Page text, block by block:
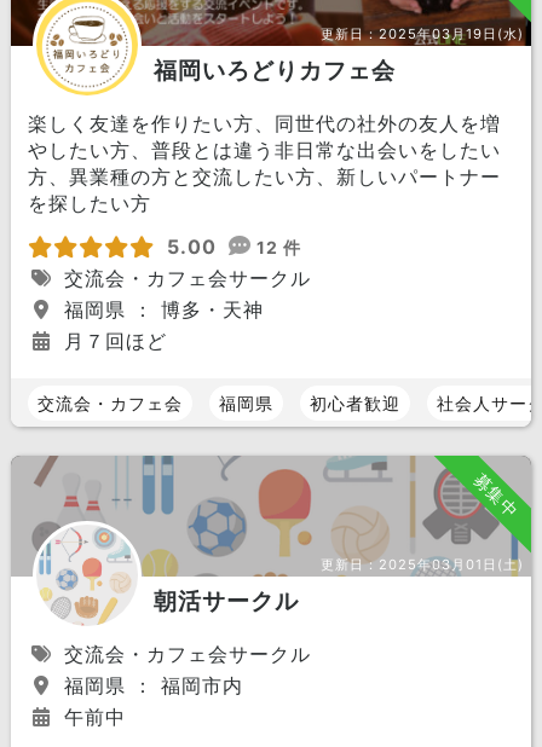
更新日：2025年03月19日(水)
福岡いろどりカフェ会
楽しく友達を作りたい方、同世代の社外の友人を増
やしたい方、普段とは違う非日常な出会いをしたい
方、異業種の方と交流したい方、新しいパートナー
を探したい方
5.00
12 件
交流会・カフェ会サークル
福岡県 ： 博多・天神
月７回ほど
交流会・カフェ会 福岡県 初心者歓迎 社会人サー
募集中
更新日： 2025年03月01日(土)
朝活サークル
交流会・カフェ会サークル
福岡県 ： 福岡市内
午前中